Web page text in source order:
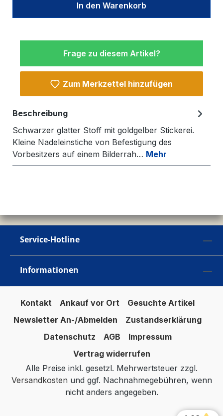
In den Warenkorb
Frage zu diesem Artikel?
Zum Merkzettel hinzufügen
Beschreibung
Schwarzer glatter Stoff mit goldgelber Stickerei.
Kleine Nadeleinstiche von Befestigung des
Vorbesitzers auf einem Bilderrah… Mehr
Service-Hotline
Informationen
Kontakt Ankauf vor Ort
Gesuchte Artikel
Newsletter An-/Abmelden
Zustandserklärung
Datenschutz
AGB
Impressum
Vertrag widerrufen
Alle Preise inkl. gesetzl. Mehrwertsteuer zzgl.
Versandkosten und ggf. Nachnahmegebühren, wenn
nicht anders angegeben.